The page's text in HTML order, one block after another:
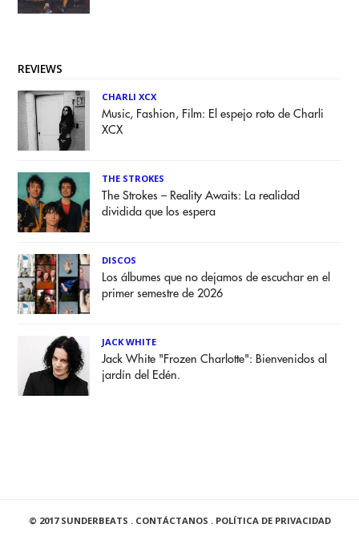
REVIEWS
CHARLI XCX
Music, Fashion, Film: El espejo roto de Charli
XCX
THE STROKES
The Strokes – Reality Awaits: La realidad
dividida que los espera
DISCOS
Los álbumes que no dejamos de escuchar en el
primer semestre de 2026
JACK WHITE
Jack White "Frozen Charlotte": Bienvenidos al
jardín del Edén.
© 2017 SUNDERBEATS . CONTÁCTANOS . POLÍTICA DE PRIVACIDAD